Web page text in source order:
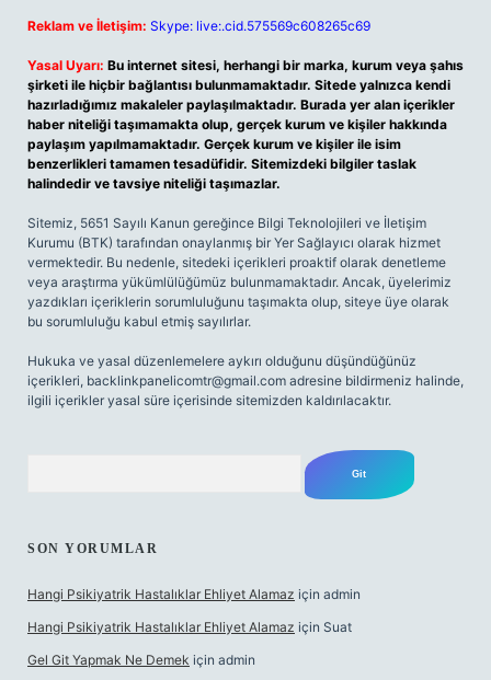
Reklam ve İletişim: Skype: live:.cid.575569c608265c69
Yasal Uyarı: Bu internet sitesi, herhangi bir marka, kurum veya şahıs
şirketi ile hiçbir bağlantısı bulunmamaktadır. Sitede yalnızca kendi
hazırladığımız makaleler paylaşılmaktadır. Burada yer alan içerikler
haber niteliği taşımamakta olup, gerçek kurum ve kişiler hakkında
paylaşım yapılmamaktadır. Gerçek kurum ve kişiler ile isim
benzerlikleri tamamen tesadüfidir. Sitemizdeki bilgiler taslak
halindedir ve tavsiye niteliği taşımazlar.
Sitemiz, 5651 Sayılı Kanun gereğince Bilgi Teknolojileri ve İletişim
Kurumu (BTK) tarafından onaylanmış bir Yer Sağlayıcı olarak hizmet
vermektedir. Bu nedenle, sitedeki içerikleri proaktif olarak denetleme
veya araştırma yükümlülüğümüz bulunmamaktadır. Ancak, üyelerimiz
yazdıkları içeriklerin sorumluluğunu taşımakta olup, siteye üye olarak
bu sorumluluğu kabul etmiş sayılırlar.
Hukuka ve yasal düzenlemelere aykırı olduğunu düşündüğünüz
içerikleri, backlinkpanelicomtr@gmail.com adresine bildirmeniz halinde,
ilgili içerikler yasal süre içerisinde sitemizden kaldırılacaktır.
SON YORUMLAR
Hangi Psikiyatrik Hastalıklar Ehliyet Alamaz için admin
Hangi Psikiyatrik Hastalıklar Ehliyet Alamaz için Suat
Gel Git Yapmak Ne Demek için admin